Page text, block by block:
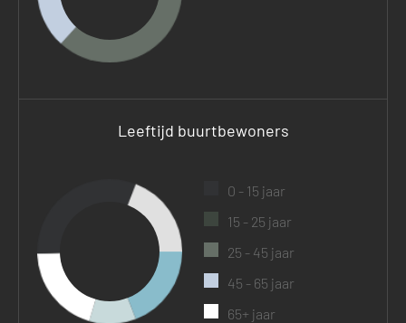
Leeftijd buurtbewoners
0 - 15 jaar
15 - 25 jaar
25 - 45 jaar
45 - 65 jaar
65+ jaar